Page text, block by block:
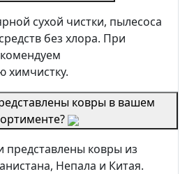
сухой чистки, пылесоса
без хлора. При
химчистку.
ковры в вашем
представлены ковры из
Непала и Китая.